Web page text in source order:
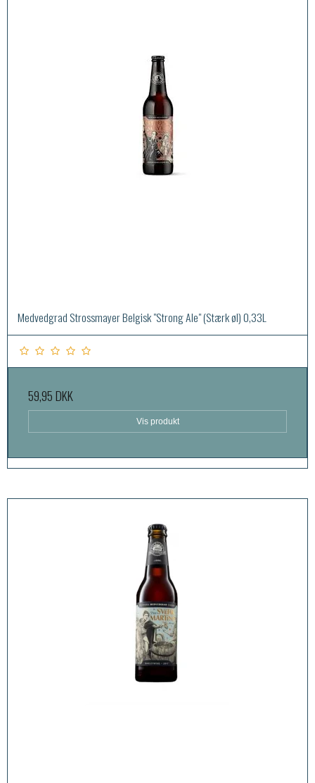
Medvedgrad Strossmayer Belgisk "Strong Ale" (Stærk øl) 0,33L
59,95 DKK
Vis produkt